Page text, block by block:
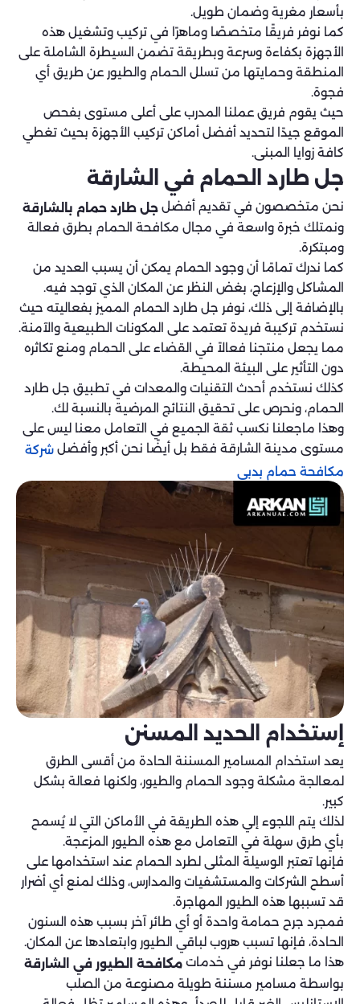
بأسعار مغرية وضمان طويل.
كما نوفر فريقًا متخصصًا وماهرًا في تركيب وتشغيل هذه
الأجهزة بكفاءة وسرعة وبطريقة تضمن السيطرة الشاملة على
المنطقة وحمايتها من تسلل الحمام والطيور عن طريق أي
فجوة.
حيث يقوم فريق عملنا المدرب على أعلى مستوى بفحص
الموقع جيدًا لتحديد أفضل أماكن تركيب الأجهزة بحيث تغطي
كافة زوايا المبنى.
جل طارد الحمام في الشارقة
نحن متخصصون في تقديم أفضل جل طارد حمام بالشارقة
ونمتلك خبرة واسعة في مجال مكافحة الحمام بطرق فعالة
ومبتكرة.
كما ندرك تمامًا أن وجود الحمام يمكن أن يسبب العديد من
المشاكل والإزعاج، بغض النظر عن المكان الذي توجد فيه.
بالإضافة إلى ذلك، نوفر جل طارد الحمام المميز بفعاليته حيث
نستخدم تركيبة فريدة تعتمد على المكونات الطبيعية والآمنة.
مما يجعل منتجنا فعالاً في القضاء على الحمام ومنع تكاثره
دون التأثير على البيئة المحيطة.
كذلك نستخدم أحدث التقنيات والمعدات في تطبيق جل طارد
الحمام، ونحرص على تحقيق النتائج المرضية بالنسبة لك.
وهذا ماجعلنا نكسب ثقة الجميع في التعامل معنا ليس على
مستوى مدينة الشارقة فقط بل أيضًا نحن أكبر وأفضل شركة
مكافحة حمام بدبي
إستخدام الحديد المسنن
يعد استخدام المسامير المسننة الحادة من أقسى الطرق
لمعالجة مشكلة وجود الحمام والطيور، ولكنها فعالة بشكل
كبير.
لذلك يتم اللجوء إلي هذه الطريقة في الأماكن التي لا يُسمح
بأي طرق سهلة في التعامل مع هذه الطيور المزعجة.
فإنها تعتبر الوسيلة المثلى لطرد الحمام عند استخدامها على
أسطح الشركات والمستشفيات والمدارس، وذلك لمنع أي أضرار
قد تسببها هذه الطيور المهاجرة.
فمجرد جرح حمامة واحدة أو أي طائر آخر بسبب هذه السنون
الحادة، فإنها تسبب هروب لباقي الطيور وابتعادها عن المكان.
هذا ما جعلنا نوفر في خدمات مكافحة الطيور في الشارقة
بواسطة مسامير مسننة طويلة مصنوعة من الصلب